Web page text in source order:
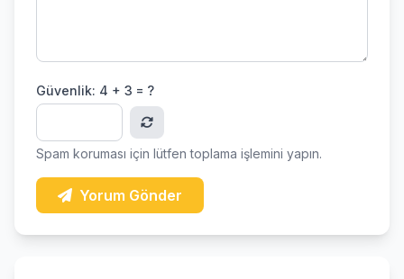
Güvenlik: 4 + 3 = ?
Spam koruması için lütfen toplama işlemini yapın.
Yorum Gönder